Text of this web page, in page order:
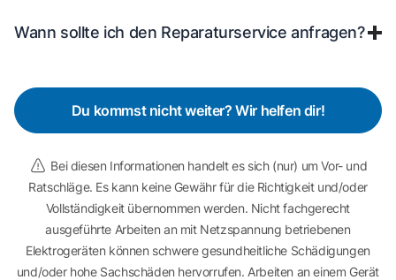
Wann sollte ich den Reparaturservice anfragen?
Du kommst nicht weiter? Wir helfen dir!
Bei diesen Informationen handelt es sich (nur) um Vor- und
Ratschläge. Es kann keine Gewähr für die Richtigkeit und/oder
Vollständigkeit übernommen werden. Nicht fachgerecht
ausgeführte Arbeiten an mit Netzspannung betriebenen
Elektrogeräten können schwere gesundheitliche Schädigungen
und/oder hohe Sachschäden hervorrufen. Arbeiten an einem Gerät